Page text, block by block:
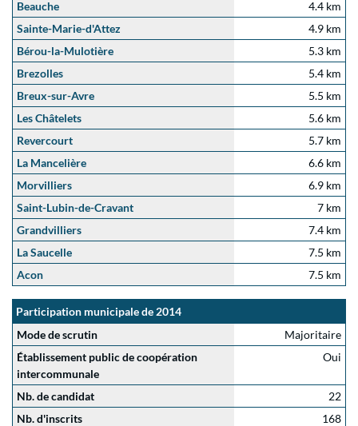
Beauche
4.4 km
Sainte-Marie-d'Attez
4.9 km
Bérou-la-Mulotière
5.3 km
Brezolles
5.4 km
Breux-sur-Avre
5.5 km
Les Châtelets
5.6 km
Revercourt
5.7 km
La Mancelière
6.6 km
Morvilliers
6.9 km
Saint-Lubin-de-Cravant
7 km
Grandvilliers
7.4 km
La Saucelle
7.5 km
Acon
7.5 km
Participation municipale de 2014
Mode de scrutin
Majoritaire
Établissement public de coopération
intercommunale
Oui
Nb. de candidat
22
Nb. d'inscrits
168